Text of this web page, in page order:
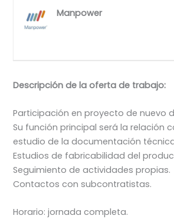
Manpower
Descripción de la oferta de trabajo:
Participación en proyecto de nuevo
Su función principal será la relación
estudio de la documentación
Estudios de fabricabilidad del
Seguimiento de actividades propias.
Contactos con subcontratistas.
Horario: jornada completa.